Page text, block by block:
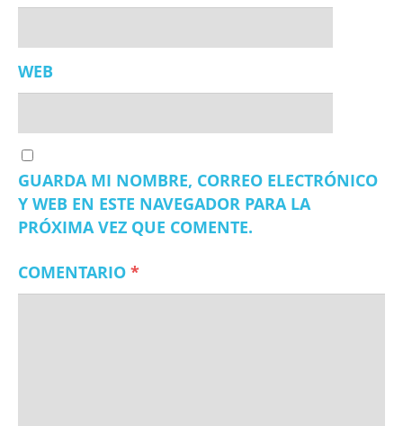
WEB
GUARDA MI NOMBRE, CORREO ELECTRÓNICO
Y WEB EN ESTE NAVEGADOR PARA LA
PRÓXIMA VEZ QUE COMENTE.
COMENTARIO *